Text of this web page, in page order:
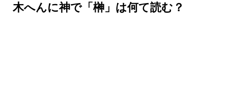
木へんに神で「榊」は何て読む？